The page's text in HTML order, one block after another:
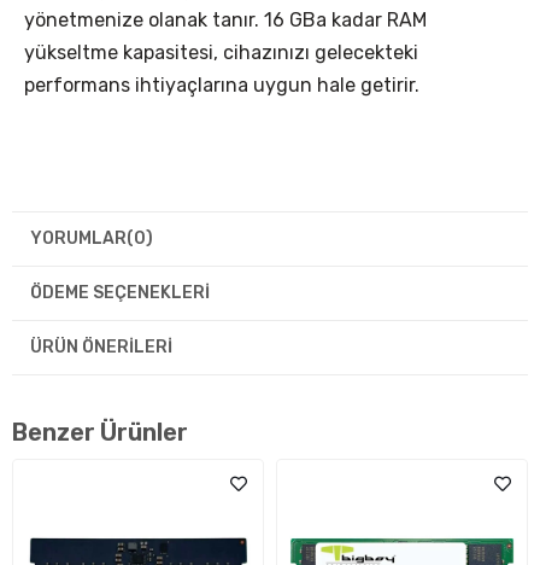
yönetmenize olanak tanır. 16 GBa kadar RAM
yükseltme kapasitesi, cihazınızı gelecekteki
performans ihtiyaçlarına uygun hale getirir.
YORUMLAR(0)
ÖDEME SEÇENEKLERI
ÜRÜN ÖNERILERI
Benzer Ürünler